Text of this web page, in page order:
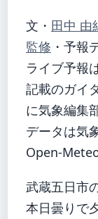
文・ 田中 由
監修 ・ 予報
ライブ予報
記載のガイ
に気象編集
データは気
Open-
武蔵五日市
本日曇りで